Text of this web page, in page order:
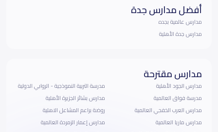
أفضل مدارس جدة
مدارس عالمية بجده
مدارس جدة الأهلية
مدارس مقترحة
مدارس الجود الأهلية
مدرسة فواق العالمية
مدارس العرب الخفجي العالمية
مدارس ماريا العالمية
مدرسة التربية النموذجية - الروابي الدولية
مدارس بشائر الجزيرة الأهلية
روضة براعم المشاعل الاهلية
مدارس إعمار الزمردة العالمية